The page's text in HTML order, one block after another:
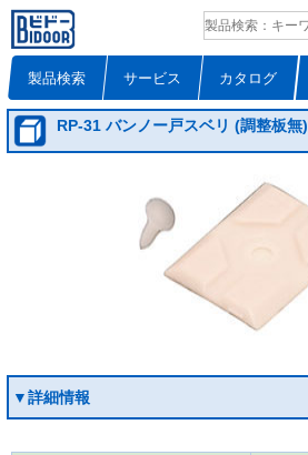
製品検索 サービス カタログ
RP-31 バンノー戸スベリ (調整板無)
▼詳細情報